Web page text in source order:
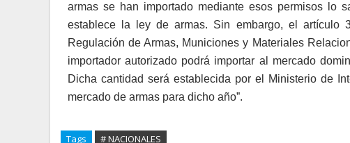
armas se han importado mediante esos permisos lo
establece la ley de armas. Sin embargo, el
Regulación de Armas, Municiones y Materiales
importador autorizado podrá importar al mercado
Dicha cantidad será establecida por el Ministerio de
mercado de armas para dicho año”.
Tags # NACIONALES